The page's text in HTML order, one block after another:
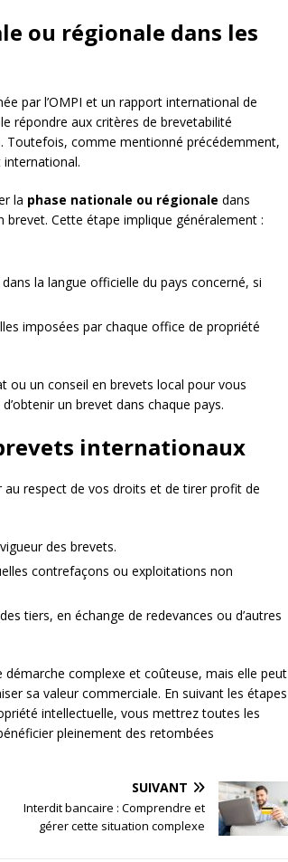
ou régionale dans les
par l’OMPI et un rapport international de
répondre aux critères de brevetabilité
Toutefois, comme mentionné précédemment,
international.
la phase nationale ou régionale dans
Cette étape implique généralement :
la langue officielle du pays concerné, si
imposées par chaque office de propriété
ou un conseil en brevets local pour vous
un brevet dans chaque pays.
internationaux
respect de vos droits et de tirer profit de
des brevets.
contrefaçons ou exploitations non
tiers, en échange de redevances ou d’autres
démarche complexe et coûteuse, mais elle peut
sa valeur commerciale. En suivant les étapes
intellectuelle, vous mettrez toutes les
pleinement des retombées
SUIVANT
Interdit bancaire : Comprendre et
gérer cette situation complexe